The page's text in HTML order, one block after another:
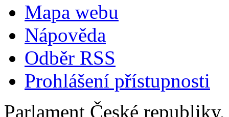
Mapa webu
Nápověda
Odběr RSS
Prohlášení přístupnosti
Parlament České